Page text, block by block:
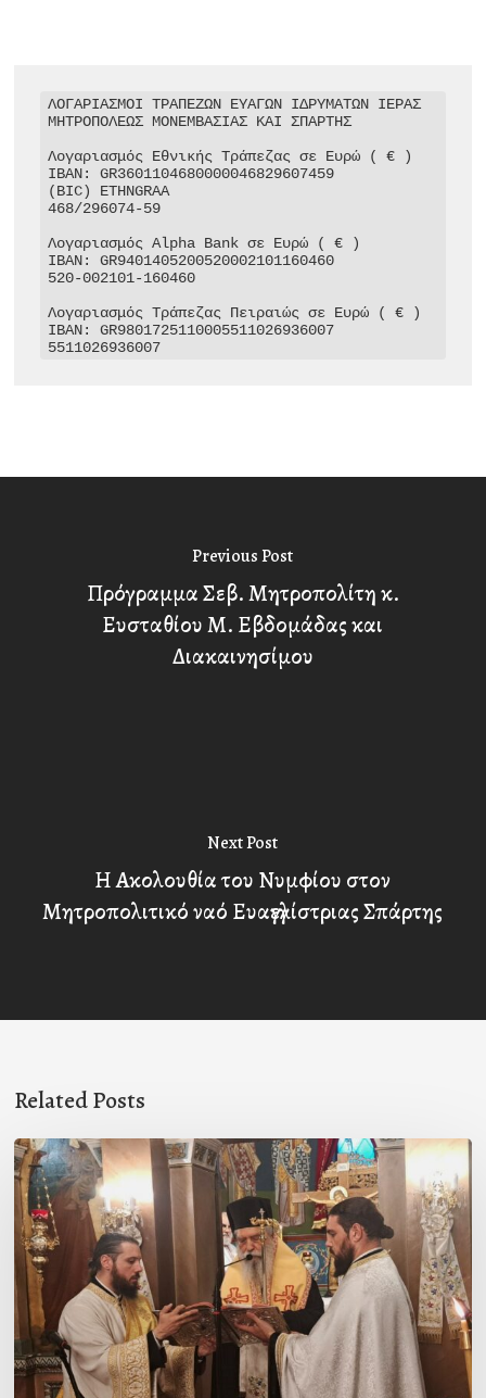
ΛΟΓΑΡΙΑΣΜΟΙ ΤΡΑΠΕΖΩΝ ΕΥΑΓΩΝ ΙΔΡΥΜΑΤΩΝ ΙΕΡΑΣ
ΜΗΤΡΟΠΟΛΕΩΣ ΜΟΝΕΜΒΑΣΙΑΣ ΚΑΙ ΣΠΑΡΤΗΣ
Λογαριασμός Εθνικής Τράπεζας σε Ευρώ ( € )
IBAN: GR3601104680000046829607459
(BIC) ETHNGRAA
468/296074-59
Λογαριασμός Alpha Bank σε Ευρώ ( € )
IBAN: GR9401405200520002101160460
520-002101-160460
Λογαριασμός Τράπεζας Πειραιώς σε Ευρώ ( € )
IBAN: GR9801725110005511026936007
5511026936007
Previous Post
Πρόγραμμα Σεβ. Μητροπολίτη κ.
Ευσταθίου Μ. Εβδομάδας και
Διακαινησίμου
Next Post
Η Ακολουθία του Νυμφίου στον
Μητροπολιτικό ναό Ευαγγελίστριας Σπάρτης
Related Posts
Ιερά
Παράκληση
στον
Ι.Ν.
Κοιμήσεως
της
Θεοτόκου